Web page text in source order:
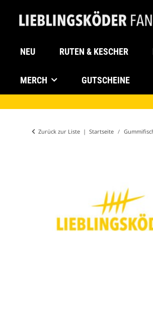
NEU RUTEN & KESCHER
MERCH GUTSCHEINE
Zurück zur Liste Startseite